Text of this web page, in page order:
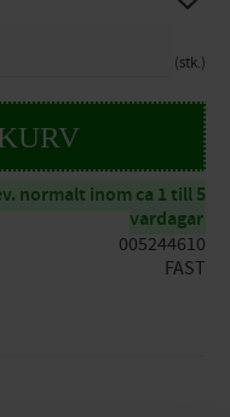
stk.
normalt inom ca 1 till 5
vardagar
005244610
FAST